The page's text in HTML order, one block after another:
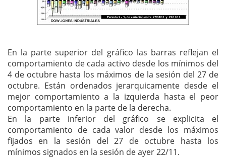
En la parte superior del gráfico las barras reflejan el
comportamiento de cada activo desde los mínimos del
4 de octubre hasta los máximos de la sesión del 27 de
octubre. Están ordenados jerarquicamente desde el
mejor comportamiento a la izquierda hasta el peor
comportamiento en la parte de la derecha.
En la parte inferior del gráfico se explicita el
comportamiento de cada valor desde los máximos
fijados en la sesión del 27 de octubre hasta los
mínimos signados en la sesión de ayer 22/11.